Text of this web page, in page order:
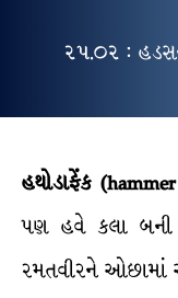
૨૫.૦૨ :
હથોડાફેંક
પણ હવે કલા
રમતવીરને ઓછામાં